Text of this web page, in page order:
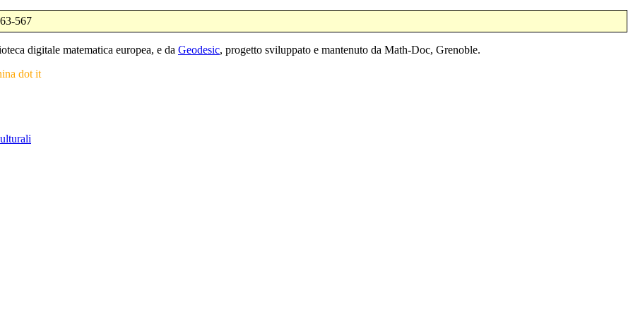
567
digitale matematica europea, e da Geodesic, progetto sviluppato e mantenuto da Math-Doc, Grenoble.
dot it